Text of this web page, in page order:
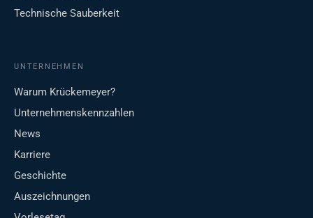
Technische Sauberkeit
UNTERNEHMEN
Warum Krückemeyer?
Unternehmenskennzahlen
News
Karriere
Geschichte
Auszeichnungen